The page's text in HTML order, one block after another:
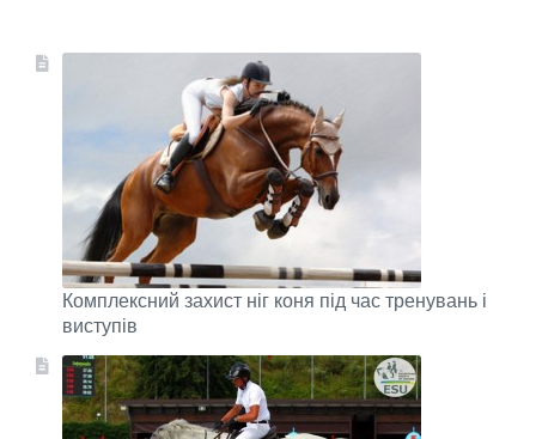
Комплексний захист ніг коня під час тренувань і
виступів